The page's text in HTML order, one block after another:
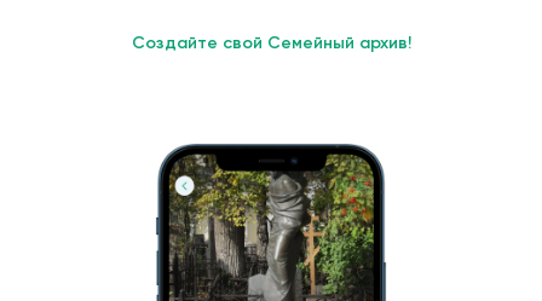
Создайте свой Семейный архив!